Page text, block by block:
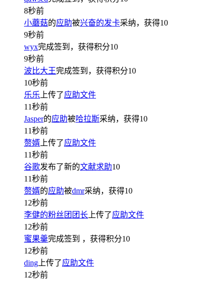
8秒前
小蘑菇的应助被兴奋的发卡采纳，获得10
9秒前
wyx完成签到，获得积分10
9秒前
波比大王完成签到，获得积分10
10秒前
乐乐 上传了应助文件
11秒前
Jasper的应助被哈拉斯采纳，获得10
11秒前
赘婿 上传了应助文件
11秒前
谷歌发布了新的文献求助10
11秒前
赘婿的应助被dmr采纳，获得10
12秒前
李健的粉丝团团长 上传了应助文件
12秒前
蜜果羹完成签到 ，获得积分10
12秒前
ding 上传了应助文件
12秒前